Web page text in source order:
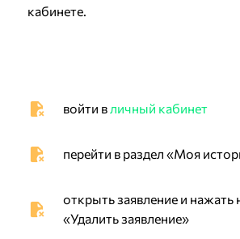
кабинете.
войти в личный кабинет
перейти в раздел «Моя
открыть заявление и нажать
«Удалить заявление»